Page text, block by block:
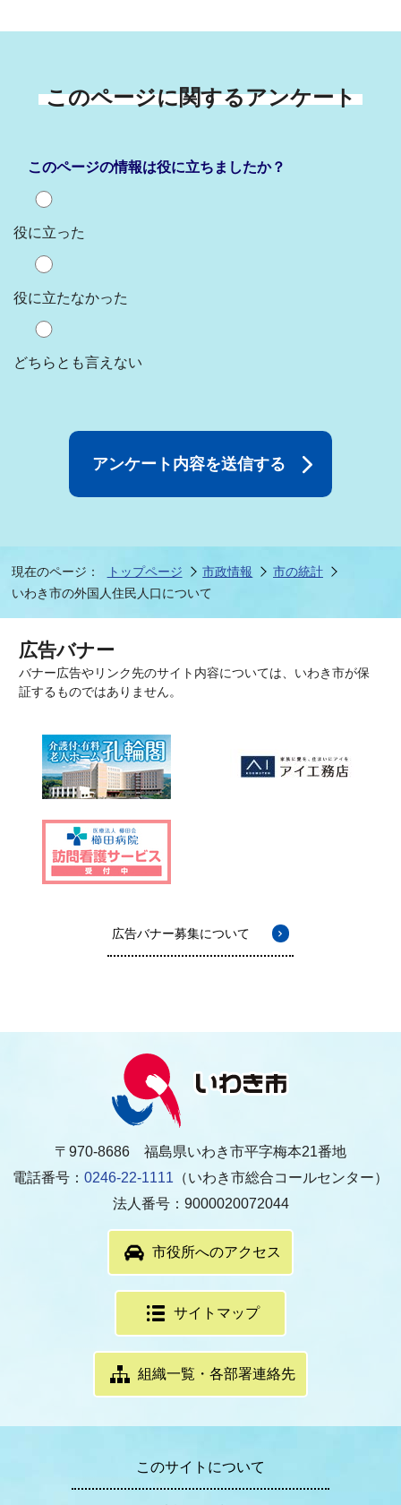
このページに関するアンケート
このページの情報は役に立ちましたか？
役に立った
役に立たなかった
どちらとも言えない
現在のページ： トップページ 市政情報
市の統計
いわき市の外国人住民人口について
広告バナー
バナー広告やリンク先のサイト内容については、いわき市が保
証するものではありません。
広告バナー募集について
〒970-8686 福島県いわき市平字梅本21番地
電話番号： 0246-22-1111 （いわき市総合コールセンター）
法人番号：9000020072044
市役所へのアクセス
サイトマップ
組織一覧・各部署連絡先
このサイトについて